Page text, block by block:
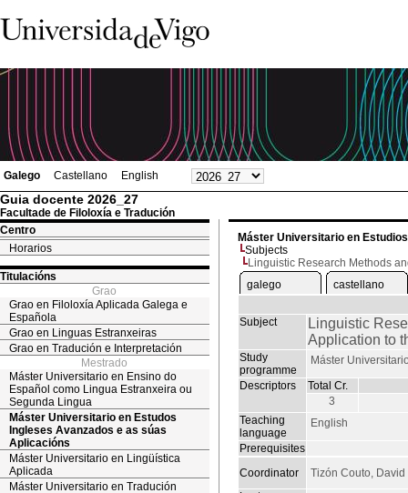
Galego Castellano English
Guia docente 2026_27
Facultade de Filoloxía e Tradución
Centro
Horarios
Titulacións
Grao
Grao en Filoloxía Aplicada Galega e
Española
Grao en Linguas Estranxeiras
Grao en Tradución e Interpretación
Mestrado
Máster Universitario en Ensino do
Español como Lingua Estranxeira ou
Segunda Lingua
Máster Universitario en Estudos
Ingleses Avanzados e as súas
Aplicacións
Máster Universitario en Lingüística
Aplicada
Máster Universitario en Tradución
Máster Universitario en
Subjects
Linguistic Research Methods
galego
castellano
Subject
Linguistic
Application to
Study
programme
Máster
Descriptors
Total Cr.
3
Teaching
language
English
Prerequisites
Coordinator
Tizón Couto, David